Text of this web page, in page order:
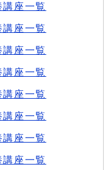
座一覧
座一覧
座一覧
座一覧
座一覧
座一覧
座一覧
座一覧